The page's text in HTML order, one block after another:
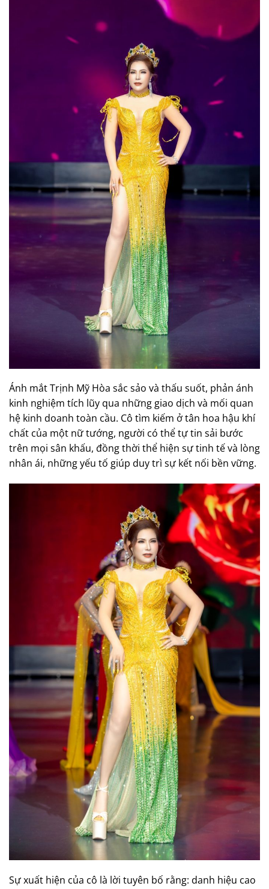
Ánh mắt Trịnh Mỹ Hòa sắc sảo và thấu suốt, phản ánh
kinh nghiệm tích lũy qua những giao dịch và mối quan
hệ kinh doanh toàn cầu. Cô tìm kiếm ở tân hoa hậu khí
chất của một nữ tướng, người có thể tự tin sải bước
trên mọi sân khấu, đồng thời thể hiện sự tinh tế và lòng
nhân ái, những yếu tố giúp duy trì sự kết nối bền vững.
Sự xuất hiện của cô là lời tuyên bố rằng: danh hiệu cao